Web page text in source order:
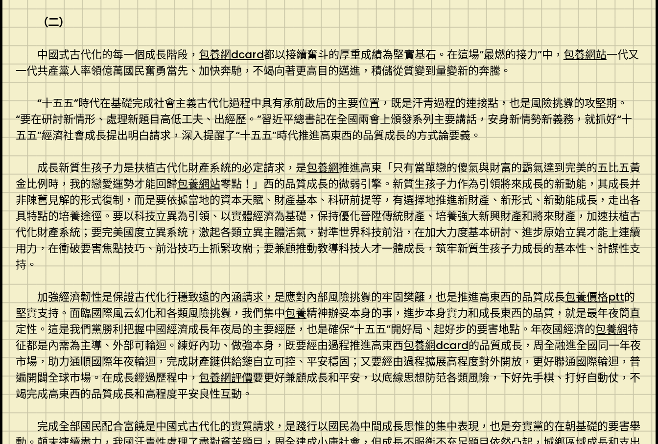
（二）
中國式古代化的每一個成長階段， 包養網dcard都以接續奮斗的厚重成績為堅實基石。在這場“最燃的接力”中， 包養網站一代又
一代共產黨人率領億萬國民奮勇當先、加快奔馳，不竭向著更高目的邁進，積儲從質變到量變新的奔騰。
“十五五”時代在基礎完成社會主義古代化過程中具有承前啟后的主要位置，既是汗青過程的連接點，也是風險挑釁的攻堅期。
“要在研討新情形、處理新題目高低工夫、出經歷。”習近平總書記在全國兩會上頒發系列主要講話，安身新情勢新義務，就抓好“十
五五”經濟社會成長提出明白請求，深入提醒了“十五五”時代推進高東西的品質成長的方式論要義。
成長新質生孩子力是扶植古代化財產系統的必定請求，是包養網推進高東「只有當單戀的傻氣與財富的霸氣達到完美的五比五黃
金比例時，我的戀愛運勢才能回歸包養網站零點！」西的品質成長的微弱引擎。新質生孩子力作為引領將來成長的新動能，其成長并
非陳舊見解的形式復制，而是要依據當地的資本天賦、財產基本、科研前提等，有選擇地推進新財產、新形式、新動能成長，走出各
具特點的培養途徑。要以科技立異為引領、以實體經濟為基礎，保持優化晉陞傳統財產、培養強大新興財產和將來財產，加速扶植古
代化財產系統；要完美國度立異系統，激起各類立異主體活氣，對準世界科技前沿，在加大力度基本研討、進步原始立異才能上連續
用力，在衝破要害焦點技巧、前沿技巧上抓緊攻關；要兼顧推動教導科技人才一體成長，筑牢新質生孩子力成長的基本性、計謀性支
持。
加強經濟韌性是保證古代化行穩致遠的內涵請求，是應對內部風險挑釁的牢固樊籬，也是推進高東西的品質成長包養價格ptt的
堅實支持。面臨國際風云幻化和各類風險挑釁，我們集中包養精神辦妥本身的事，進步本身實力和成長東西的品質，就是最年夜簡直
定性。這是我們黨勝利把握中國經濟成長年夜局的主要經歷，也是確保“十五五”開好局、起好步的要害地點。年夜國經濟的包養網特
征都是內需為主導、外部可輪迴。練好內功、做強本身，既要經由過程推進高東西包養網dcard的品質成長，周全融進全國同一年夜
市場，助力通順國際年夜輪迴，完成財產鏈供給鏈自立可控、平安穩固；又要經由過程擴展高程度對外開放，更好聯通國際輪迴，普
遍開闢全球市場。在成長經過歷程中，包養網評價要更好兼顧成長和平安，以底線思想防范各類風險，下好先手棋、打好自動仗，不
竭完成高東西的品質成長和高程度平安良性互動。
完成全部國民配合富饒是中國式古代化的實質請求，是踐行以國民為中間成長思惟的集中表現，也是夯實黨的在朝基礎的要害舉